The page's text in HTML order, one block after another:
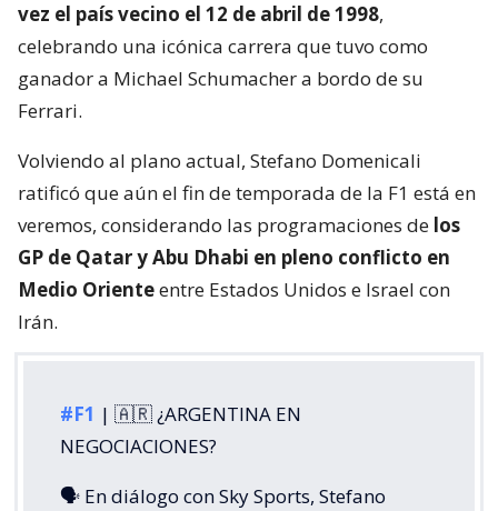
vez el país vecino el 12 de abril de 1998,
celebrando una icónica carrera que tuvo como
ganador a Michael Schumacher a bordo de su
Ferrari.
Volviendo al plano actual, Stefano Domenicali
ratificó que aún el fin de temporada de la F1 está en
veremos, considerando las programaciones de los
GP de Qatar y Abu Dhabi en pleno conflicto en
Medio Orienteentre Estados Unidos e Israel con
Irán.
#F1 | 🇦🇷 ¿ARGENTINA EN
NEGOCIACIONES?
🗣️ En diálogo con Sky Sports, Stefano